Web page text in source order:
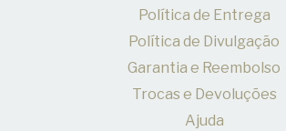
Política de Entrega
Política de Divulgação
Garantia e Reembolso
Trocas e Devoluções
Ajuda